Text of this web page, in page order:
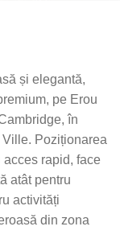
și elegantă,
pe Erou
în
Poziționarea
rapid, face
atât pentru
activități
din zona